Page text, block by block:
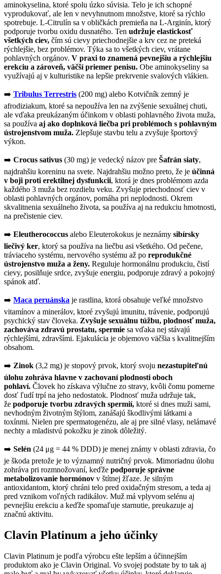
aminokyselina, ktoré spolu úzko súvisia. Telo je ich schopné
vyprodukovať, ale len v nevyhnutnom množstve, ktoré sa rýchlo
spotrebuje. L-Citrulín sa v obličkách premieňa na L-Arginín, ktorý
podporuje tvorbu oxidu dusnatého. Ten udržuje elastickosť
všetkých ciev, čím sú cievy priechodnejšie a krv cez ne preteká
rýchlejšie, bez problémov. Týka sa to všetkých ciev, vrátane
pohlavných orgánov. V praxi to znamená pevnejšiu a rýchlejšiu
erekciu a zároveň, väčší priemer penisu. Obe aminokyseliny sa
využívajú aj v kulturistike na lepšie prekrvenie svalových vlákien.
➡️ Tribulus Terrestris (200 mg) alebo Kotvičník zemný je
afrodiziakum, ktoré sa nepoužíva len na zvýšenie sexuálnej chuti,
ale vďaka preukázaným účinkom v oblasti pohlavného života muža,
sa používa aj ako doplnková liečba pri problémoch s pohlavným
ústrojenstvom muža. Zlepšuje stavbu telu a zvyšuje športový
výkon.
➡️ Crocus sativus (30 mg) je vedecký názov pre Šafrán siaty,
najdrahšiu koreninu na svete. Najdrahšiu možno preto, že je účinná
v boji proti erektilnej dysfunkcii, ktorá je dnes problémom azda
každého 3 muža bez rozdielu veku. Zvyšuje priechodnosť ciev v
oblasti pohlavných orgánov, pomáha pri neplodnosti. Okrem
skvalitnenia sexuálneho života, sa používa aj na redukciu hmotnosti,
na prečistenie ciev.
➡️ Eleutherococcus alebo Eleuterokokus je neznámy sibírsky
liečivý ker, ktorý sa používa na liečbu asi všetkého. Od pečene,
tráviaceho systému, nervového systému až po reprodukčné
ústrojenstvo muža a ženy. Reguluje hormonálnu produkciu, čistí
cievy, posilňuje srdce, zvyšuje energiu, podporuje zdravý a pokojný
spánok atď.
➡️ Maca peruánska je rastlina, ktorá obsahuje veľké množstvo
vitamínov a minerálov, ktoré zvyšujú imunitu, trávenie, podporujú
psychický stav človeka. Zvyšuje sexuálnu túžbu, plodnosť muža,
zachováva zdravú prostatu, spermie sa vďaka nej stávajú
rýchlejšími, zdravšími. Ejakulácia je objemovo väčšia s kvalitnejším
obsahom.
➡️ Zinok (3,2 mg) je stopový prvok, ktorý svoju nezastupiteľnú
úlohu zohráva hlavne v zachovaní plodnosti oboch
pohlaví. Človek ho získava výlučne zo stravy, kvôli čomu pomerne
dosť ľudí trpí na jeho nedostatok. Plodnosť muža udržuje tak,
že podporuje tvorbu zdravých spermií, ktoré si dnes muži sami,
nevhodným životným štýlom, zanášajú škodlivými látkami a
toxínmi. Nielen pre spermatogenézu, ale aj pre silné vlasy, nelámavé
nechty a mladistvú pokožku je zinok dôležitý.
➡️ Selén (24 μg = 44 % DDD) je menej známy v oblasti zdravia, čo
je škoda pretože je to významný nutričný prvok. Mimoriadnu úlohu
zohráva pri rozmnožovaní, keďže podporuje správne
metabolizovanie hormónov v štítnej žľaze. Je silným
antioxidantom, ktorý chráni telo pred oxidačným stresom, a teda aj
pred vznikom voľných radikálov. Muž má vplyvom selénu aj
pevnejšiu erekciu a keďže spomaľuje starnutie, preukazuje aj
značnú aktivitu.
Clavin Platinum a jeho účinky
Clavin Platinum je podľa výrobcu ešte lepším a účinnejším
produktom ako je Clavin Original. Vo svojej podstate by to tak aj